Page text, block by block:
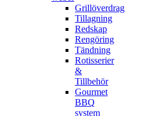
Grillöverdrag
Tillagning
Redskap
Rengöring
Tändning
Rotisserier
&
Tillbehör
Gourmet
BBQ
system